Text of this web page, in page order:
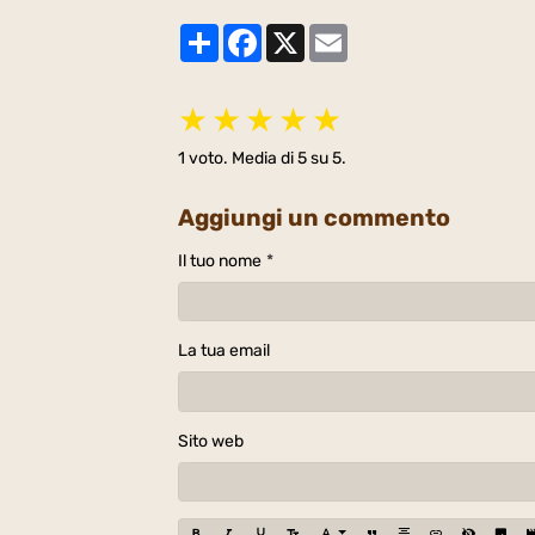
PartagerFacebook
X
★ ★ ★ ★ ★
1 voto. Media di5su 5.
Aggiungi un commento
Il tuo nome
La tua email
Sito web